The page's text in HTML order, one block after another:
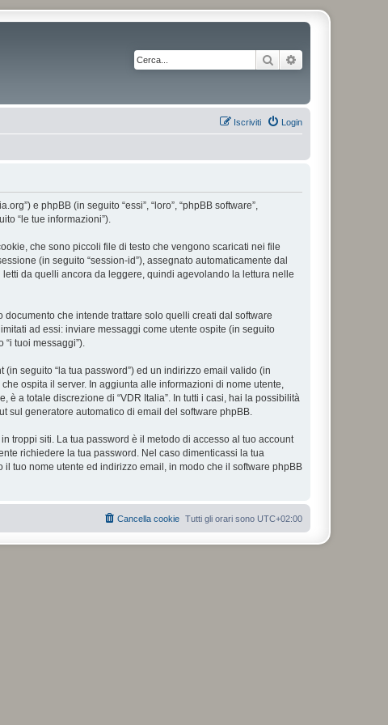
Cerca
Login
Iscriviti
e phpBB (in seguito “essi”, “loro”, “phpBB software”,
“le tue informazioni”).
che sono piccoli file di testo che vengono scaricati nei file
(in seguito “session-id”), assegnato automaticamente dal
da quelli ancora da leggere, quindi agevolando la lettura nelle
che intende trattare solo quelli creati dal software
ad essi: inviare messaggi come utente ospite (in seguito
“i tuoi messaggi”).
seguito “la tua password”) ed un indirizzo email valido (in
ospita il server. In aggiunta alle informazioni di nome utente,
a totale discrezione di “VDR Italia”. In tutti i casi, hai la possibilità
sul generatore automatico di email del software phpBB.
troppi siti. La tua password è il metodo di accesso al tuo account
richiedere la tua password. Nel caso dimenticassi la tua
tuo nome utente ed indirizzo email, in modo che il software phpBB
Tutti gli orari sono UTC+02:00
Cancella cookie